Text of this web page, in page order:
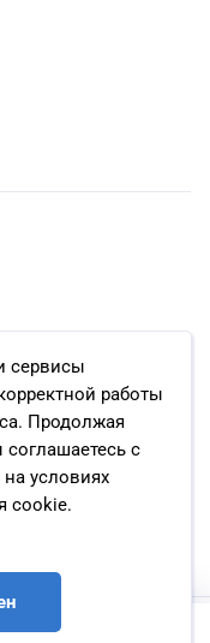
сервисы
работы
Продолжая
с
условиях
cookie.